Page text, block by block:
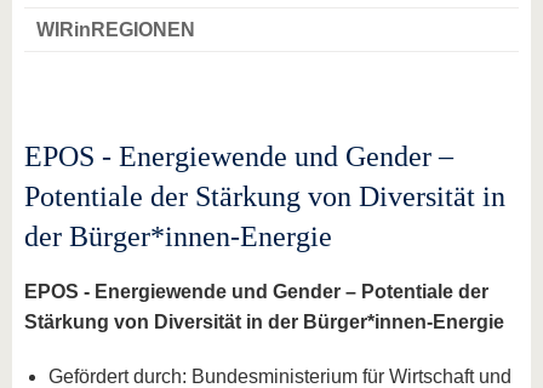
WIRinREGIONEN
EPOS - Energiewende und Gender –
Potentiale der Stärkung von Diversität in
der Bürger*innen-Energie
EPOS - Energiewende und Gender – Potentiale der
Stärkung von Diversität in der Bürger*innen-Energie
Gefördert durch: Bundesministerium für Wirtschaft und